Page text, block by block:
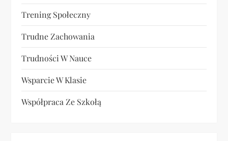
Trening Społeczny
Trudne Zachowania
Trudności W Nauce
Wsparcie W Klasie
Współpraca Ze Szkołą